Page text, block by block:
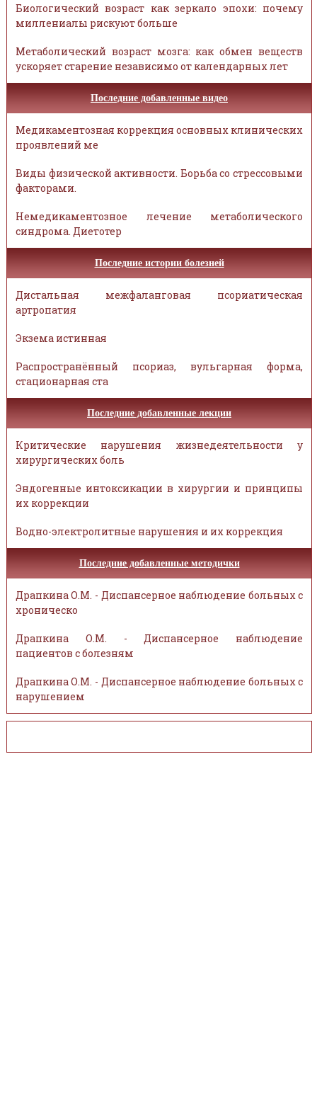
Биологический возраст как зеркало эпохи: почему
миллениалы рискуют больше
Метаболический возраст мозга: как обмен веществ
ускоряет старение независимо от календарных лет
Последние добавленные видео
Медикаментозная коррекция основных клинических
проявлений ме
Виды физической активности. Борьба со стрессовыми
факторами.
Немедикаментозное лечение метаболического
синдрома. Диетотер
Последние истории болезней
Дистальная межфаланговая псориатическая
артропатия
Экзема истинная
Распространённый псориаз, вульгарная форма,
стационарная ста
Последние добавленные лекции
Критические нарушения жизнедеятельности у
хирургических боль
Эндогенные интоксикации в хирургии и принципы
их коррекции
Водно-электролитные нарушения и их коррекция
Последние добавленные методички
Драпкина О.М. - Диспансерное наблюдение больных с
хроническо
Драпкина О.М. - Диспансерное наблюдение
пациентов с болезням
Драпкина О.М. - Диспансерное наблюдение больных с
нарушением